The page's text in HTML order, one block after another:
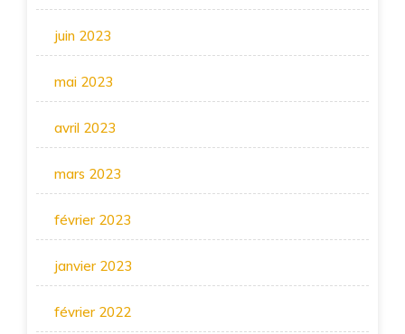
juin 2023
mai 2023
avril 2023
mars 2023
février 2023
janvier 2023
février 2022